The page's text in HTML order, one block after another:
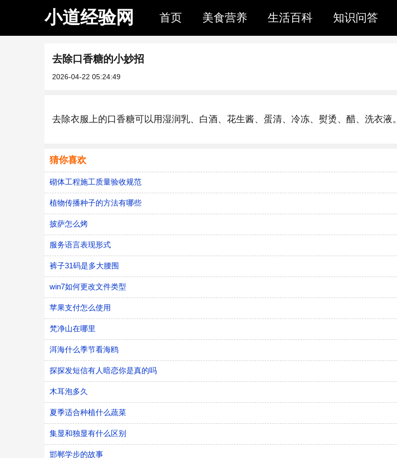
小道经验网 首页 美食营养 生活百科 知识问答
去除口香糖的小妙招
2026-04-22 05:24:49
去除衣服上的口香糖可以用湿润乳、白酒、花生酱、蛋清、冷冻、熨烫、醋、洗衣液。
猜你喜欢
砌体工程施工质量验收规范
植物传播种子的方法有哪些
披萨怎么烤
服务语言表现形式
裤子31码是多大腰围
win7如何更改文件类型
苹果支付怎么使用
梵净山在哪里
洱海什么季节看海鸥
探探发短信有人暗恋你是真的吗
木耳泡多久
夏季适合种植什么蔬菜
集显和独显有什么区别
邯郸学步的故事